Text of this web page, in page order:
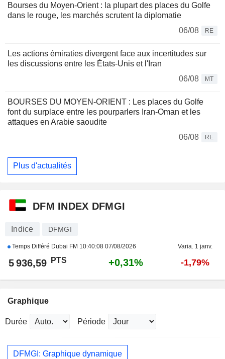
Bourses du Moyen-Orient : la plupart des places du Golfe
dans le rouge, les marchés scrutent la diplomatie
06/08
RE
Les actions émiraties divergent face aux incertitudes sur
les discussions entre les États-Unis et l'Iran
06/08
MT
BOURSES DU MOYEN-ORIENT : Les places du Golfe
font du surplace entre les pourparlers Iran-Oman et les
attaques en Arabie saoudite
06/08
RE
Plus d'actualités
DFM INDEX DFMGI
Indice DFMGI
Temps Différé Dubai FM 10:40:08 07/08/2026 Varia. 1 janv.
5 936,59 PTS +0,31% -1,79%
Graphique
Durée Période
DFMGI: Graphique dynamique